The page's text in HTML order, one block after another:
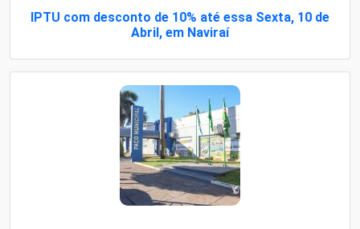
IPTU com desconto de 10% até essa Sexta, 10 de
Abril, em Naviraí